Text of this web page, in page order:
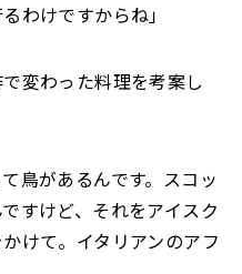
わけですからね」
変わった料理を考案し
鳥があるんです。スコッ
すけど、それをアイスク
けて。イタリアンのアフ